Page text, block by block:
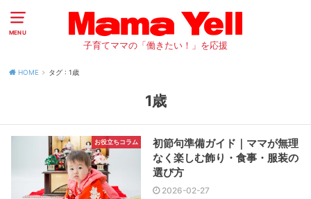
MENU
子育てママの「働きたい！」を応援
HOME タグ : 1歳
1歳
お役立ちコラム
初節句準備ガイド｜ママが無理
なく楽しむ飾り・食事・服装の
選び方
2026-02-27